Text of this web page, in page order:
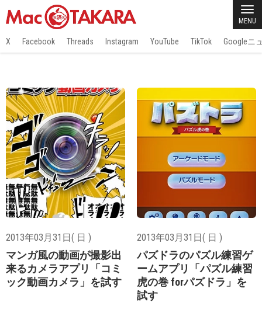
MENU
X Facebook Threads Instagram YouTube TikTok Googleニ
2013年03月31日( 日 )
マンガ風の動画が撮影出
来るカメラアプリ「コミ
ック動画カメラ」を試す
2013年03月31日( 日 )
パズドラのパズル練習ゲ
ームアプリ「パズル練習
虎の巻 forパズドラ」を
試す